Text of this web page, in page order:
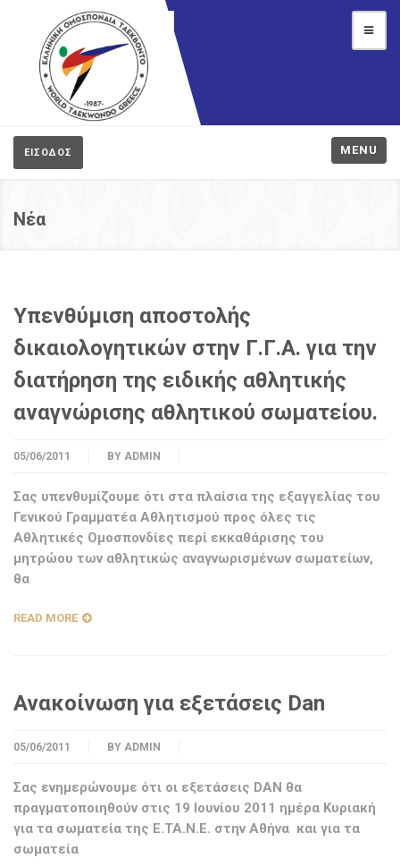
ΕΙΣΟΔΟΣ MENU
Νέα
Υπενθύμιση αποστολής
δικαιολογητικών στην Γ.Γ.Α. για την
διατήρηση της ειδικής αθλητικής
αναγνώρισης αθλητικού σωματείου.
05/06/2011 BY ADMIN
Σας υπενθυμίζουμε ότι στα πλαίσια της εξαγγελίας του
Γενικού Γραμματέα Αθλητισμού προς όλες τις
Αθλητικές Ομοσπονδίες περί εκκαθάρισης του
μητρώου των αθλητικώς αναγνωρισμένων σωματείων,
θα
READ MORE
Ανακοίνωση για εξετάσεις Dan
05/06/2011 BY ADMIN
Σας ενημερώνουμε ότι οι εξετάσεις DAN θα
πραγματοποιηθούν στις 19 Ιουνίου 2011 ημέρα Κυριακή
για τα σωματεία της Ε.ΤΑ.Ν.Ε. στην Αθήνα και για τα
σωματεία